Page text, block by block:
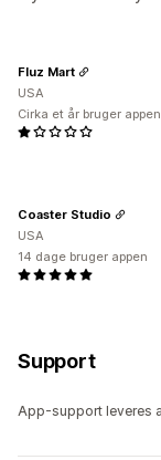
Fluz Mart
USA
Cirka et år bruger appen
Coaster Studio
USA
14 dage bruger appen
Support
App-support leveres